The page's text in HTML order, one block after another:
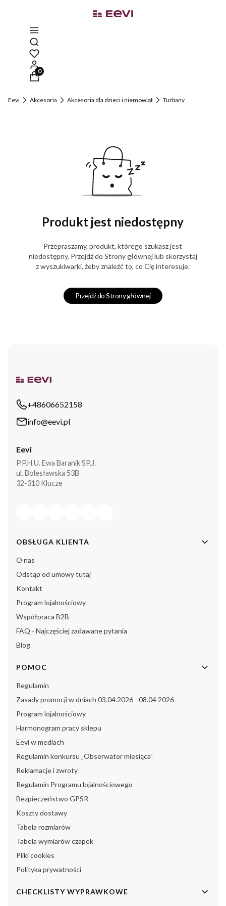
Otwórz wyszukiwarkę
Produkty w koszyku: 0. Zobacz szczegóły
Eevi Akcesoria Akcesoria dla dzieci i niemowląt Turbany
Produkt jest niedostępny
Przepraszamy, produkt, którego szukasz jest
niedostępny. Przejdź do Strony głównej lub skorzystaj
z wyszukiwarki, żeby znaleźć to, co Cię interesuje.
Przejdź do Strony głównej
+48606652158
info@eevi.pl
Eevi
P.P.H.U. Ewa Baranik SP.J.
ul. Bolesławska 53B
32-310 Klucze
Linki w stopce
OBSŁUGA KLIENTA
O nas
Odstąp od umowy tutaj
Kontakt
Program lojalnościowy
Współpraca B2B
FAQ - Najczęściej zadawane pytania
Blog
POMOC
Regulamin
Zasady promocji w dniach 03.04.2026 - 08.04 2026
Program lojalnościowy
Harmonogram pracy sklepu
Eevi w mediach
Regulamin konkursu „Obserwator miesiąca”
Reklamacje i zwroty
Regulamin Programu lojalnościowego
Bezpieczeństwo GPSR
Koszty dostawy
Tabela rozmiarów
Tabela wymiarów czapek
Pliki cookies
Polityka prywatności
CHECKLISTY WYPRAWKOWE